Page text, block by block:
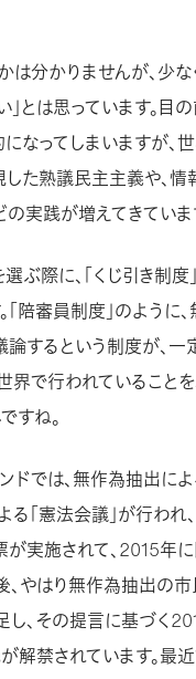
は分かりませんが、少な
」とは思っています。目
なってしまいますが、
した熟議民主主義や、
実践が増えてきていま
ぶ際に、「くじ引き制度
「陪審員制度」のように
するという制度が、
界で行われていること
すね。
ドでは、無作為抽出に
「憲法会議」が行われ
実施されて、2015年
、やはり無作為抽出の
し、その提言に基づく
解禁されています。最